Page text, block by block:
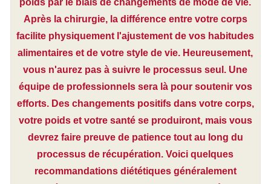
poids par le biais de changements de mode de vie.
Après la chirurgie, la différence entre votre corps
facilite physiquement l'ajustement de vos habitudes
alimentaires et de votre style de vie. Heureusement,
vous n'aurez pas à suivre le processus seul. Une
équipe de professionnels sera là pour soutenir vos
efforts. Des changements positifs dans votre corps,
votre poids et votre santé se produiront, mais vous
devrez faire preuve de patience tout au long du
processus de récupération. Voici quelques
recommandations diététiques généralement